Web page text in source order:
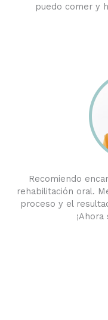
puedo comer y
Recomiendo
rehabilitación oral.
proceso y el